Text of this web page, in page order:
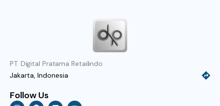
PT. Digital Pratama Retailindo
Jakarta, Indonesia
Follow Us
I F L Y